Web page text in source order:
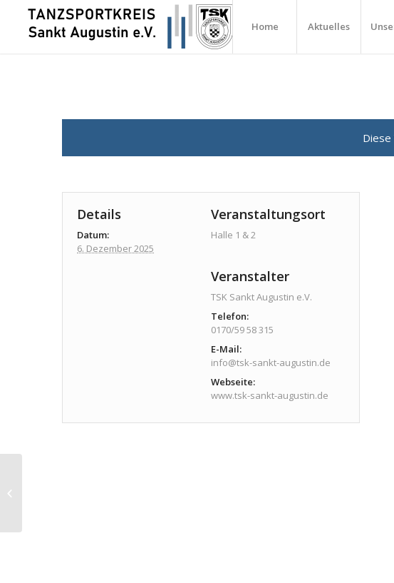
Home Aktuelles
Details
Datum:
6. Dezember 2025
Veranstaltungsort
Halle 1 & 2
Veranstalter
TSK Sankt Augustin e.V.
Telefon:
0170/59 58 315
E-Mail:
info@tsk-sankt-augustin.de
Webseite:
www.tsk-sankt-augustin.de